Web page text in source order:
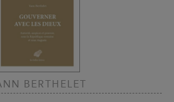
BERTHELET